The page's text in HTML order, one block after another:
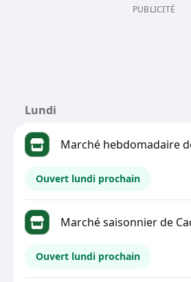
PUBLICITÉ
Lundi
Marché hebdomadaire
Ouvert lundi prochain
Marché saisonnier de
Ouvert lundi prochain